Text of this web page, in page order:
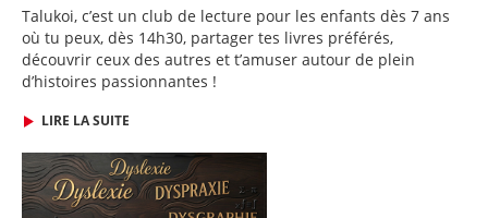
Talukoi, c’est un club de lecture pour les enfants dès 7 ans
où tu peux, dès 14h30, partager tes livres préférés,
découvrir ceux des autres et t’amuser autour de plein
d’histoires passionnantes !
LIRE LA SUITE